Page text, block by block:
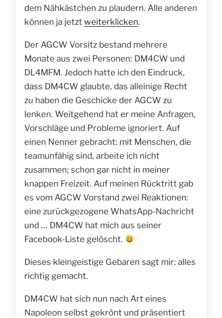
dem Nähkästchen zu plaudern. Alle anderen
können ja jetzt weiterklicken.
Der AGCW Vorsitz bestand mehrere
Monate aus zwei Personen: DM4CW und
DL4MFM. Jedoch hatte ich den Eindruck,
dass DM4CW glaubte, das alleinige Recht
zu haben die Geschicke der AGCW zu
lenken. Weitgehend hat er meine Anfragen,
Vorschläge und Probleme ignoriert. Auf
einen Nenner gebracht: mit Menschen, die
teamunfähig sind, arbeite ich nicht
zusammen; schon gar nicht in meiner
knappen Freizeit. Auf meinen Rücktritt gab
es vom AGCW Vorstand zwei Reaktionen:
eine zurückgezogene WhatsApp-Nachricht
und … DM4CW hat mich aus seiner
Facebook-Liste gelöscht.
Dieses kleingeistige Gebaren sagt mir: alles
richtig gemacht.
DM4CW hat sich nun nach Art eines
Napoleon selbst gekrönt und präsentiert